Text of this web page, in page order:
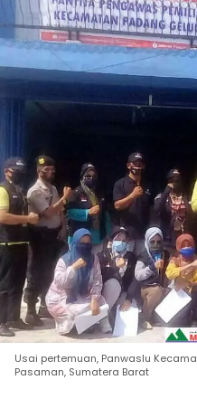
Usai pertemuan, Panwaslu
Pasaman, Sumatera Barat